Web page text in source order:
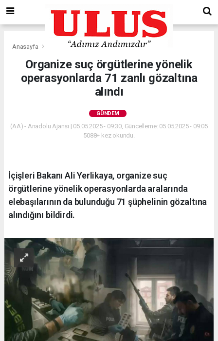
Anasayfa Gündem
Organize suç örgütlerine yönelik
operasyonlarda 71 zanlı gözaltına
alındı
GÜNDEM
(AA) - Anadolu Ajansı | 05.05.2025 - 09:30, Güncelleme: 05.05.2025 - 09:05
5088+ kez okundu.
İçişleri Bakanı Ali Yerlikaya, organize suç
örgütlerine yönelik operasyonlarda aralarında
elebaşılarının da bulunduğu 71 şüphelinin gözaltına
alındığını bildirdi.